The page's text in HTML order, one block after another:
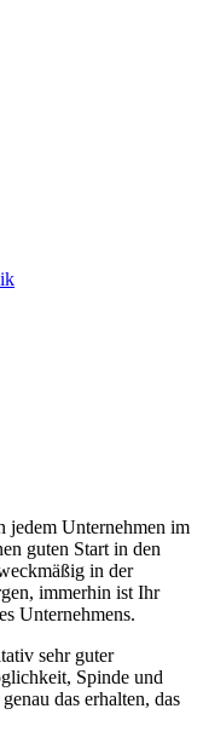
jedem Unternehmen im
guten Start in den
in der
immerhin ist Ihr
Unternehmens.
sehr guter
Spinde und
das erhalten, das